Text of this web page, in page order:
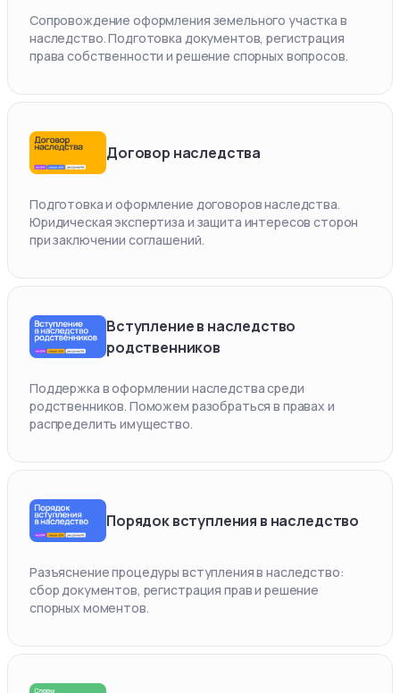
Сопровождение оформления земельного участка в
наследство. Подготовка документов, регистрация
права собственности и решение спорных вопросов.
Договор наследства
Подготовка и оформление договоров наследства.
Юридическая экспертиза и защита интересов сторон
при заключении соглашений.
Вступление в наследство
родственников
Поддержка в оформлении наследства среди
родственников. Поможем разобраться в правах и
распределить имущество.
Порядок вступления в наследство
Разъяснение процедуры вступления в наследство:
сбор документов, регистрация прав и решение
спорных моментов.